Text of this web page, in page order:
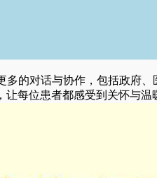
多的对话与协作，包括政府、
每位患者都感受到关怀与温